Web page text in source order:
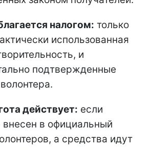
налогом: только
использованная
и
подтвержденные
действует: если
внесен в официальный
а средства идут